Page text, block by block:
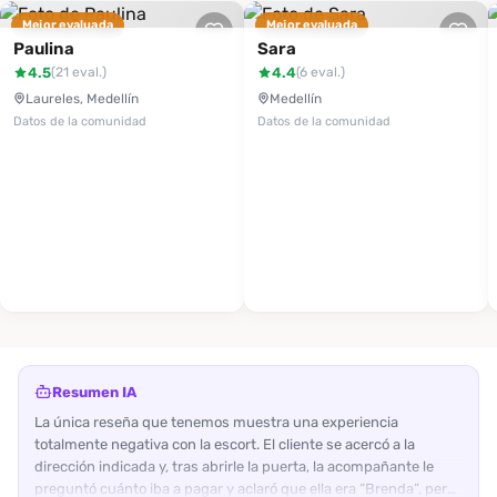
Mejor evaluada
Paulina
4.5(21 eval.)
Laureles, Medellín
Datos de la comunidad
Mejor evaluada
Sara
4.4(6 eval.)
Medellín
Datos de la comunidad
Resumen IA
La única reseña que tenemos muestra una experiencia
totalmente negativa con la escort. El cliente se acercó a la
dirección indicada y, tras abrirle la puerta, la acompañante le
preguntó cuánto iba a pagar y aclaró que ella era “Brenda”, pero